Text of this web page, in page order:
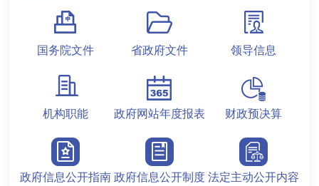
国务院文件 省政府文件 领导信息
机构职能 政府网站年度报表 财政预决算
政府信息公开指南政府信息公开制度法定主动公开内容